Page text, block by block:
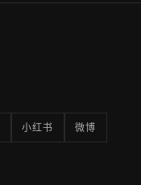
小红书 微博